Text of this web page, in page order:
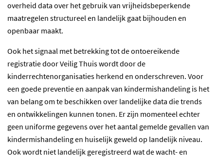
overheid data over het gebruik van vrijheidsbeperkende
maatregelen structureel en landelijk gaat bijhouden en
openbaar maakt.
Ook het signaal met betrekking tot de ontoereikende
registratie door Veilig Thuis wordt door de
kinderrechtenorganisaties herkend en onderschreven. Voor
een goede preventie en aanpak van kindermishandeling is het
van belang om te beschikken over landelijke data die trends
en ontwikkelingen kunnen tonen. Er zijn momenteel echter
geen uniforme gegevens over het aantal gemelde gevallen van
kindermishandeling en huiselijk geweld op landelijk niveau.
Ook wordt niet landelijk geregistreerd wat de wacht- en